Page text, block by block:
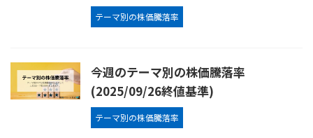
テーマ別の株価騰落率
今週のテーマ別の株価騰落率
(2025/09/26終値基準)
テーマ別の株価騰落率